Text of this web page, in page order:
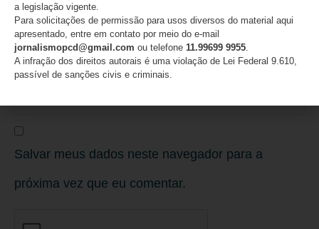
Site
Salvar meus dados neste navegador para a
próxima vez que eu comentar.
a legislação vigente.
Para solicitações de permissão para usos diversos do material aqui
apresentado, entre em contato por meio do e-mail
jornalismopcd@gmail.com ou telefone 11.99699 9955
A infração dos direitos autorais é uma violação de Lei Federal 9.610,
passível de sanções civis e criminais.